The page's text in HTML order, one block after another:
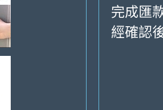
完成匯
經確認